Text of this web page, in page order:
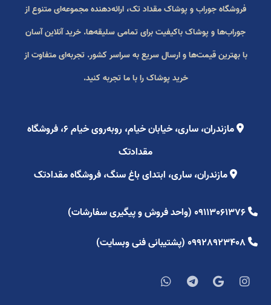
فروشگاه جوراب و پوشاک مقداد تک، ارائه‌دهنده مجموعه‌ای متنوع از
جوراب‌ها و پوشاک باکیفیت برای تمامی سلیقه‌ها. خرید آنلاین آسان
با بهترین قیمت‌ها و ارسال سریع به سراسر کشور. تجربه‌ای متفاوت از
خرید پوشاک را با ما تجربه کنید.
مازندران، ساری، خیابان خیام، روبه‌روی خیام ۶، فروشگاه
مقدادتک
مازندران، ساری، ابتدای باغ سنگ، فروشگاه مقدادتک
09113061376 (واحد فروش و پیگیری سفارشات)
09928923408 (پشتیبانی فنی وبسایت)